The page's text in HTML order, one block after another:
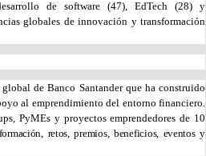
de software (47), EdTech (28) y
globales de innovación y transformación
de Banco Santander que ha construido
al emprendimiento del entorno financiero.
PyMEs y proyectos emprendedores de 10
retos, premios, beneficios, eventos y